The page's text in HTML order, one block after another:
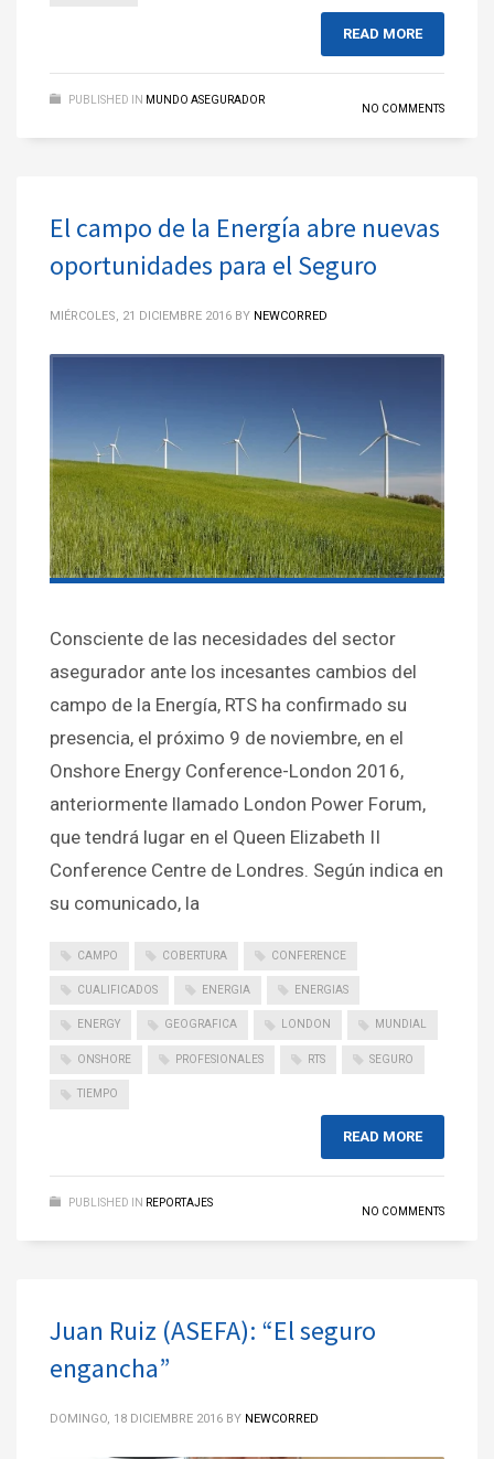
READ MORE
PUBLISHED IN MUNDO ASEGURADOR
NO COMMENTS
El campo de la Energía abre nuevas
oportunidades para el Seguro
MIÉRCOLES, 21 DICIEMBRE 2016 BY NEWCORRED
Consciente de las necesidades del sector
asegurador ante los incesantes cambios del
campo de la Energía, RTS ha confirmado su
presencia, el próximo 9 de noviembre, en el
Onshore Energy Conference-London 2016,
anteriormente llamado London Power Forum,
que tendrá lugar en el Queen Elizabeth II
Conference Centre de Londres. Según indica en
su comunicado, la
CAMPO COBERTURA CONFERENCE
CUALIFICADOS ENERGIA ENERGIAS
ENERGY GEOGRAFICA LONDON MUNDIAL
ONSHORE PROFESIONALES RTS SEGURO
TIEMPO
READ MORE
PUBLISHED IN REPORTAJES
NO COMMENTS
Juan Ruiz (ASEFA): “El seguro
engancha”
DOMINGO, 18 DICIEMBRE 2016 BY NEWCORRED